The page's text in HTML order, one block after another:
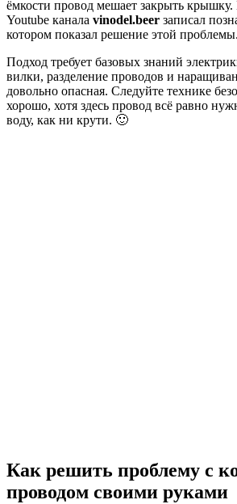
ёмкости провод мешает закрыть крышку.
Youtube канала vinodel.beer записал
котором показал решение этой проблемы.
Подход требует базовых знаний
вилки, разделение проводов и
довольно опасная. Следуйте технике
хорошо, хотя здесь провод всё равно
воду, как ни крути. 🙂
Как решить проблему с
проводом своими руками